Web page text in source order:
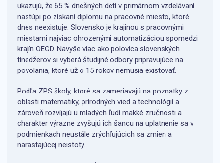
ukazujú, že 65 % dnešných detí v primárnom vzdelávaní
nastúpi po získaní diplomu na pracovné miesto, ktoré
dnes neexistuje. Slovensko je krajinou s pracovnými
miestami najviac ohrozenými automatizáciou spomedzi
krajín OECD. Navyše viac ako polovica slovenských
tínedžerov si vyberá študijné odbory pripravujúce na
povolania, ktoré už o 15 rokov nemusia existovať.
Podľa ZPS školy, ktoré sa zameriavajú na poznatky z
oblasti matematiky, prírodných vied a technológií a
zároveň rozvíjajú u mladých ľudí mäkké zručnosti a
charakter výrazne zvyšujú ich šancu na uplatnenie sa v
podmienkach neustále zrýchľujúcich sa zmien a
narastajúcej neistoty.